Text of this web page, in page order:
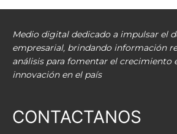
Medio digital dedicado a impulsar el
empresarial, brindando información
análisis para fomentar el crecimiento
innovación en el país
CONTACTANOS